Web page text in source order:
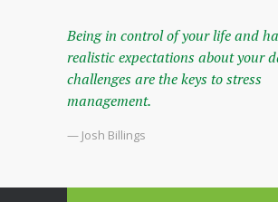
Being in control of your life and
realistic expectations about your
challenges are the keys to stress
management.
— Josh Billings